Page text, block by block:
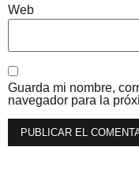
Web
Guarda mi nombre,
navegador para la